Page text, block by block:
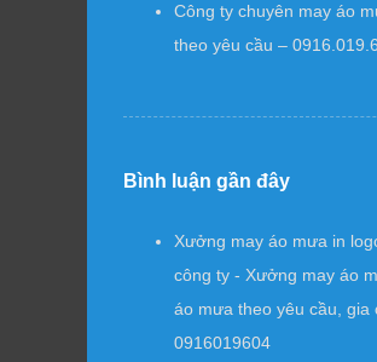
Công ty chuyên may áo
theo yêu cầu –
Bình luận gần đây
Xưởng may áo mưa in
công ty - Xưởng may áo
áo mưa theo yêu cầu, gia
0916019604